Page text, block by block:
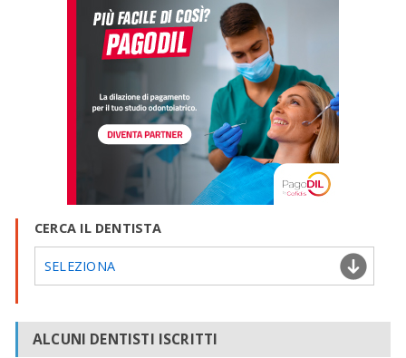
CERCA IL DENTISTA
SELEZIONA
ALCUNI DENTISTI ISCRITTI